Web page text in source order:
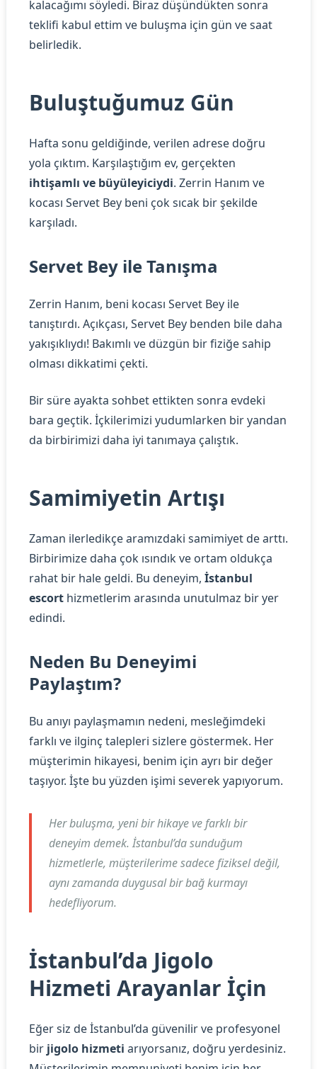
kalacağımı söyledi. Biraz düşündükten sonra
teklifi kabul ettim ve buluşma için gün ve saat
belirledik.
Buluştuğumuz Gün
Hafta sonu geldiğinde, verilen adrese doğru
yola çıktım. Karşılaştığım ev, gerçekten
ihtişamlı ve büyüleyiciydi. Zerrin Hanım ve
kocası Servet Bey beni çok sıcak bir şekilde
karşıladı.
Servet Bey ile Tanışma
Zerrin Hanım, beni kocası Servet Bey ile
tanıştırdı. Açıkçası, Servet Bey benden bile daha
yakışıklıydı! Bakımlı ve düzgün bir fiziğe sahip
olması dikkatimi çekti.
Bir süre ayakta sohbet ettikten sonra evdeki
bara geçtik. İçkilerimizi yudumlarken bir yandan
da birbirimizi daha iyi tanımaya çalıştık.
Samimiyetin Artışı
Zaman ilerledikçe aramızdaki samimiyet de arttı.
Birbirimize daha çok ısındık ve ortam oldukça
rahat bir hale geldi. Bu deneyim, İstanbul
escort hizmetlerim arasında unutulmaz bir yer
edindi.
Neden Bu Deneyimi
Paylaştım?
Bu anıyı paylaşmamın nedeni, mesleğimdeki
farklı ve ilginç talepleri sizlere göstermek. Her
müşterimin hikayesi, benim için ayrı bir değer
taşıyor. İşte bu yüzden işimi severek yapıyorum.
Her buluşma, yeni bir hikaye ve farklı bir
deneyim demek. İstanbul’da sunduğum
hizmetlerle, müşterilerime sadece fiziksel değil,
aynı zamanda duygusal bir bağ kurmayı
hedefliyorum.
İstanbul’da Jigolo
Hizmeti Arayanlar İçin
Eğer siz de İstanbul’da güvenilir ve profesyonel
bir jigolo hizmeti arıyorsanız, doğru yerdesiniz.